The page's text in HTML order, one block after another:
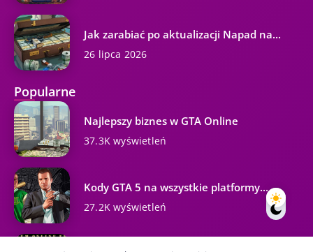
Jak zarabiać po aktualizacji Napad na...
26 lipca 2026
Popularne
Najlepszy biznes w GTA Online
37.3K wyświetleń
Kody GTA 5 na wszystkie platformy...
27.2K wyświetleń